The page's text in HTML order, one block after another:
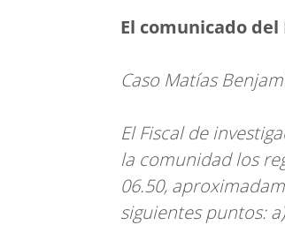
El comunicado
Caso Matías
El Fiscal de
la comunidad los
06.50,
siguientes puntos: